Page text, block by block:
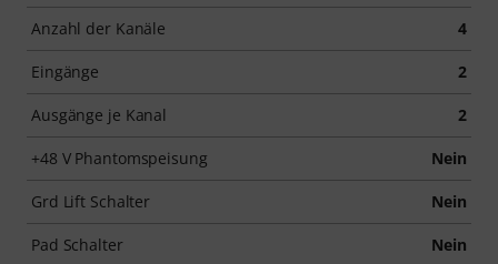
Anzahl der Kanäle 4
Eingänge 2
Ausgänge je Kanal 2
+48 V Phantomspeisung Nein
Grd Lift Schalter Nein
Pad Schalter Nein